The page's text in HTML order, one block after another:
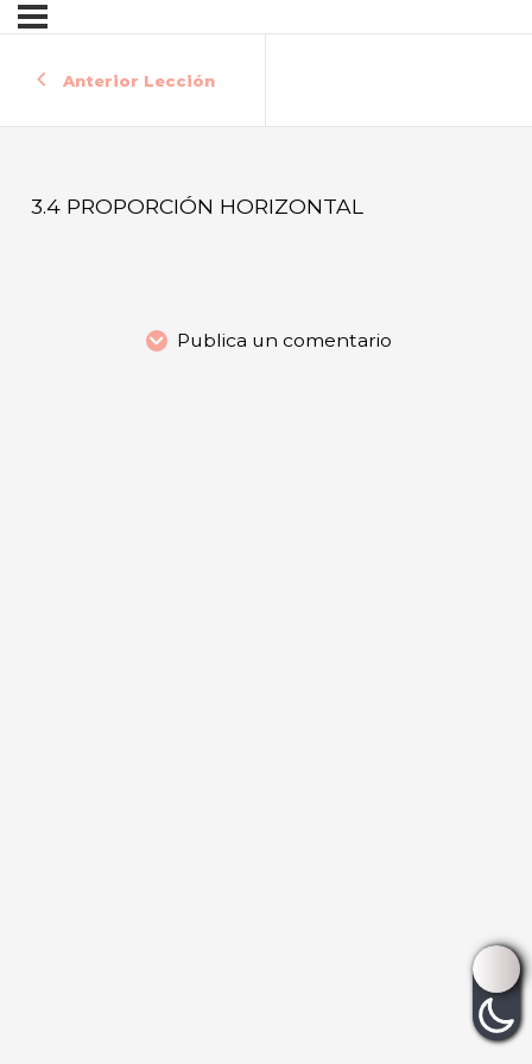
Anterior Lección
3.4 PROPORCIÓN HORIZONTAL
Publica un comentario